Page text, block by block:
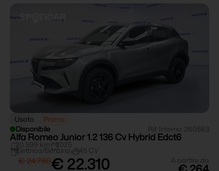
Usato
Promo
Disponibile
Rif. Interno: 260563
Alfa Romeo Junior 1.2 136 Cv Hybrid Edct6
20.599 km 2025
Elettrica/Benzina 145 CV
€ 22.310
€ 24.790 A partire da